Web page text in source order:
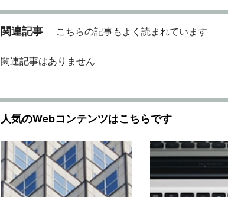
関連記事 こちらの記事もよく読まれています
関連記事はありません
人気のWebコンテンツはこちらです